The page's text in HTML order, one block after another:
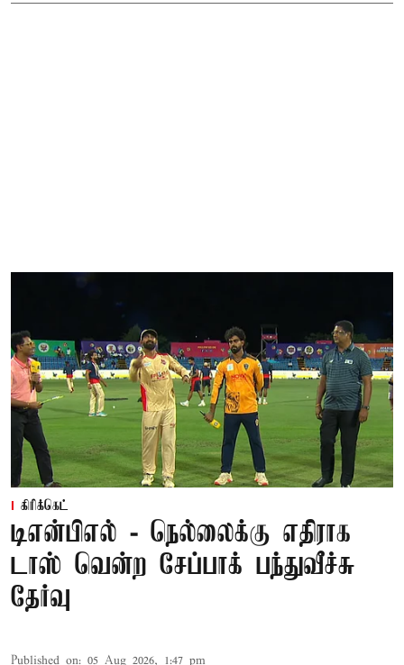
கிரிக்கெட்
டிஎன்பிஎல் - நெல்லைக்கு எதிராக
டாஸ் வென்ற சேப்பாக் பந்துவீச்சு
தேர்வு
Published on: 05 Aug 2026, 1:47 pm